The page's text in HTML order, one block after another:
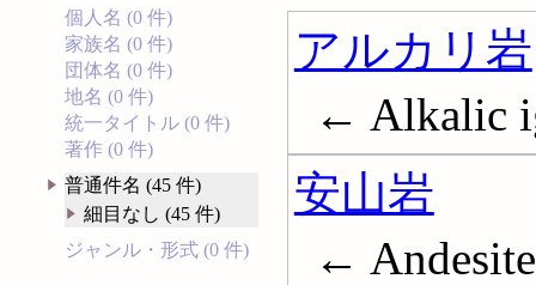
個人名 (0 件)
家族名 (0 件)
団体名 (0 件)
地名 (0 件)
統一タイトル (0 件)
著作 (0 件)
普通件名 (45 件)
細目なし (45 件)
ジャンル・形式 (0 件)
アルカリ岩
← Alkalic
安山岩
← Andesite